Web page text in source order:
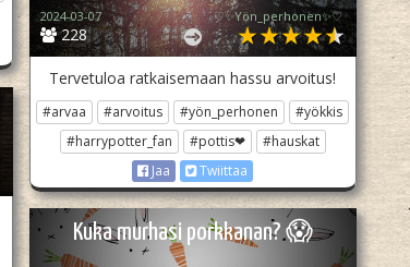
228
2024-03-07 ♡✨️Yön_perhonen✨♡
Tervetuloa ratkaisemaan hassu arvoitus!
#arvaa #arvoitus #yön_perhonen
#yökkis
#harrypotter_fan
#pottis❤
#hauskat
Jaa
Twiittaa
Kuka murhasi porkkanan? 😱